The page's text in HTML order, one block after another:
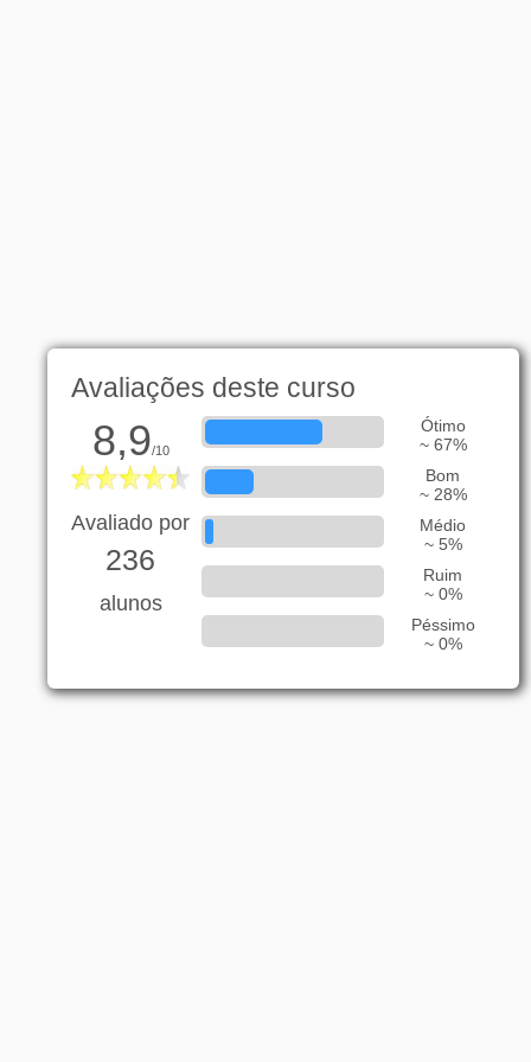
Avaliações deste curso
8,9/10
Avaliado por
236
alunos
Ótimo
~ 67%
Bom
~ 28%
Médio
~ 5%
Ruim
~ 0%
Péssimo
~ 0%